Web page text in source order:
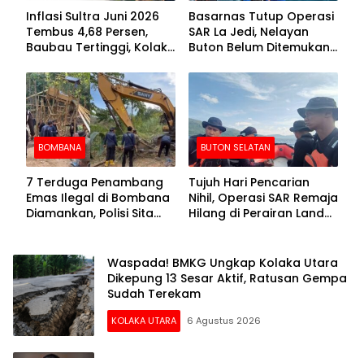
Inflasi Sultra Juni 2026
Tembus 4,68 Persen,
Baubau Tertinggi, Kolaka
Basarnas Tutup Operasi
SAR La Jedi, Nelayan
Buton Belum Ditemukan
BOMBANA
7 Terduga Penambang
Emas Ilegal di Bombana
Diamankan, Polisi Sita
BUTON SELATAN
Tujuh Hari Pencarian
Nihil, Operasi SAR Remaja
Hilang di Perairan Lande
Waspada! BMKG Ungkap Kolaka Utara
Dikepung 13 Sesar Aktif, Ratusan Gempa
Sudah Terekam
KOLAKA UTARA 6 Agustus 2026